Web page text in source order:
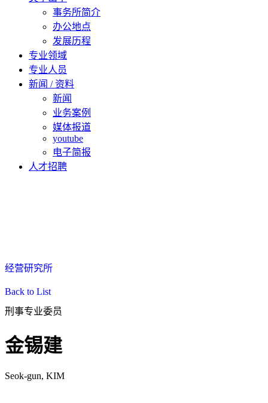
事务所简介
办公地点
发展历程
专业领域
专业人员
新闻 / 资料
新闻
业务案例
媒体报道
youtube
电子简报
人才招聘
经营研究所
Back to List
刑事专业委员
金锡建
Seok-gun, KIM